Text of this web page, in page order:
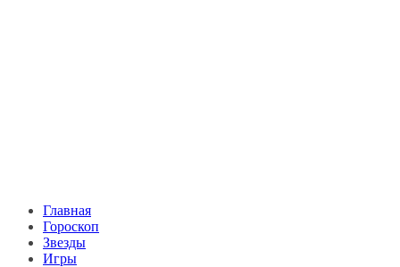
Главная
Гороскоп
Звезды
Игры